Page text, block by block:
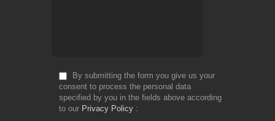
By submitting the form you give us your
consent to process the personal data
specified by you in the fields above according
to our Privacy Policy